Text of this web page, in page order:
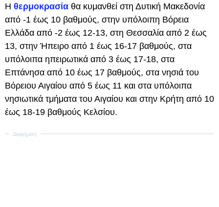
Η θερμοκρασία θα κυμανθεί στη Δυτική Μακεδονία
από -1 έως 10 βαθμούς, στην υπόλοιπη Βόρεια
Ελλάδα από -2 έως 12-13, στη Θεσσαλία από 2 έως
13, στην Ήπειρο από 1 έως 16-17 βαθμούς, στα
υπόλοιπα ηπειρωτικά από 3 έως 17-18, στα
Επτάνησα από 10 έως 17 βαθμούς, στα νησιά του
Βόρειου Αιγαίου από 5 έως 11 και στα υπόλοιπα
νησιωτικά τμήματα του Αιγαίου και στην Κρήτη από 10
έως 18-19 βαθμούς Κελσίου.